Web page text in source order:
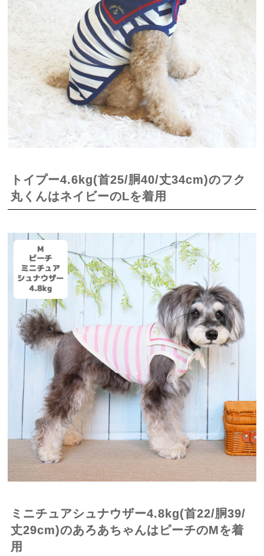
トイプー4.6kg(首25/胴40/丈34cm)のフク
丸くんはネイビーのLを着用
ミニチュアシュナウザー4.8kg(首22/胴39/
丈29cm)のあろあちゃんはピーチのMを着
用